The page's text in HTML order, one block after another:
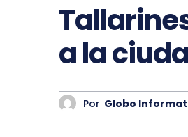
a la
Por Globo